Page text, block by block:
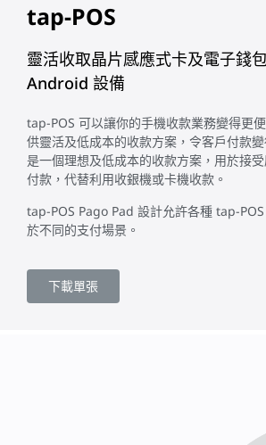
tap-POS
靈活收取晶片感應式卡及電子錢
Android 設備
tap-POS 可以讓你的手機收款業務變得更
供靈活及低成本的收款方案，令客戶付款
是一個理想及低成本的收款方案，用於接
付款，代替利用收銀機或卡機收款。
tap-POS Pago Pad 設計允許各種 tap-
於不同的支付場景。
下載單張